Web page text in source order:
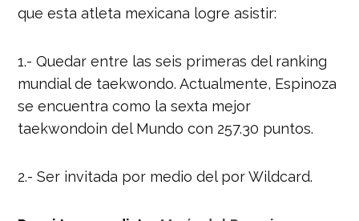
que esta atleta mexicana logre asistir:
1.- Quedar entre las seis primeras del ranking
mundial de taekwondo. Actualmente, Espinoza
se encuentra como la sexta mejor
taekwondoin del Mundo con 257.30 puntos.
2.- Ser invitada por medio del por Wildcard.